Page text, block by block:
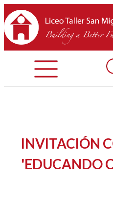
INVITACIÓN
'EDUCANDO